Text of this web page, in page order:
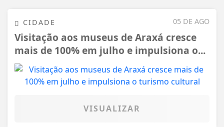
05 DE AGO
CIDADE
Visitação aos museus de Araxá cresce
mais de 100% em julho e impulsiona o...
VISUALIZAR